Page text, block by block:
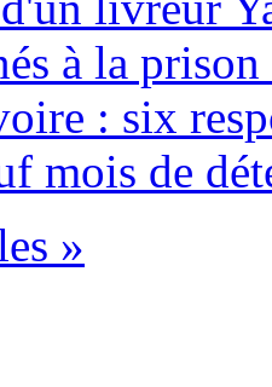
à la
: six
mois de
»